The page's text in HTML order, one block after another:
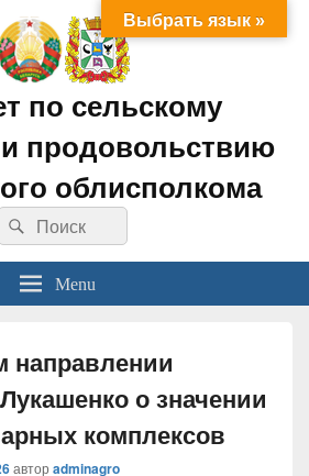
по сельскому
и продовольствию
облисполкома
SearchSearch
Menu
направлении
о значении
комплексов
автор adminagro
Выбрать язык »